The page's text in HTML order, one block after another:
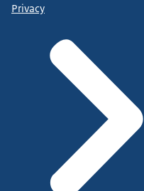
Privacy